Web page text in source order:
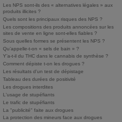
Les NPS sont-ils des « alternatives légales » aux
produits illicites ?
Quels sont les principaux risques des NPS ?
Les compositions des produits annoncées sur les
sites de vente en ligne sont-elles fiables ?
Sous quelles formes se présentent les NPS ?
Qu’appelle-t-on « sels de bain » ?
Y’a-t-il du THC dans le cannabis de synthèse ?
Comment dépiste t-on les drogues ?
Les résultats d'un test de dépistage
Tableau des durées de positivité
Les drogues interdites
L'usage de stupéfiants
Le trafic de stupéfiants
La "publicité" faite aux drogues
La protection des mineurs face aux drogues